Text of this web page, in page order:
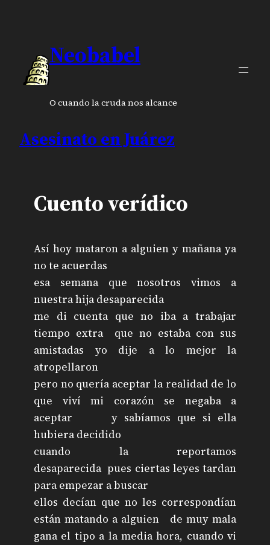
Neobabel
O cuando la cruda nos alcance
Asesinato en Juárez
Cuento verídico
Así hoy mataron a alguien y mañana ya
no te acuerdas
esa semana que nosotros vimos a
nuestra hija desaparecida
me di cuenta que no iba a trabajar
tiempo extra que no estaba con sus
amistadas yo dije a lo mejor la
atropellaron
pero no quería aceptar la realidad de lo
que viví mi corazón se negaba a
aceptar y sabíamos que si ella
hubiera decidido
cuando la reportamos
desaparecida pues ciertas leyes tardan
para empezar a buscar
ellos decían que no les correspondían
están matando a alguien de muy mala
gana el tipo a la media hora, cuando vi